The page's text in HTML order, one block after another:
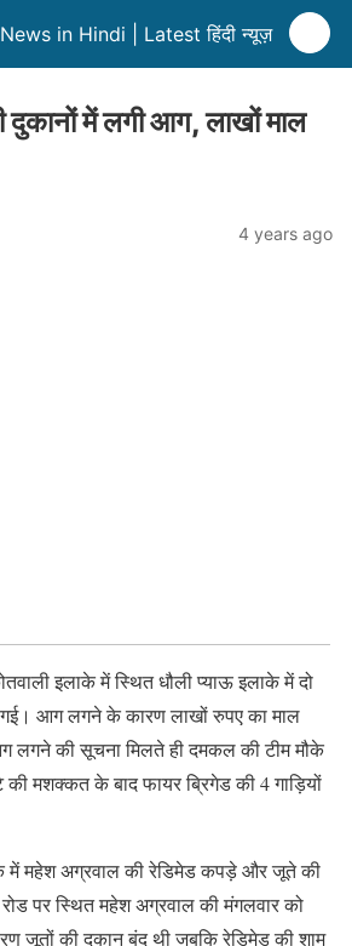
in Hindi | Latest हिंदी न्यूज़
में लगी आग, लाखों माल
4 years ago
इलाके में स्थित धौली प्याऊ इलाके में दो
आग लगने के कारण लाखों रुपए का माल
की सूचना मिलते ही दमकल की टीम मौके
मशक्कत के बाद फायर ब्रिगेड की 4 गाड़ियों
में महेश अग्रवाल की रेडिमेड कपड़े और जूते की
पर स्थित महेश अग्रवाल की मंगलवार को
जूतों की दुकान बंद थी जबकि रेडिमेड की शाम